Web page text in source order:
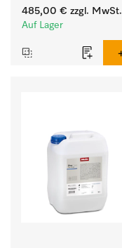
für maximal 6
Dosierpumpen.
485,00 € zzgl. MwSt.
Auf Lager